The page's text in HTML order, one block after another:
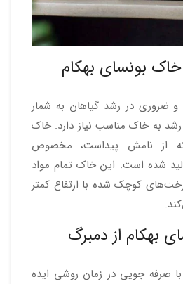
خاک بونسای بهکام
و ضروری در رشد گیاهان به شمار
به خاک مناسب نیاز دارد. خاک
از نامش پیداست، مخصوص
شده است. این خاک تمام مواد
کوچک شده با ارتفاع کمتر
بهکام از دمبرگ
با صرفه جویی در زمان روشی ایده